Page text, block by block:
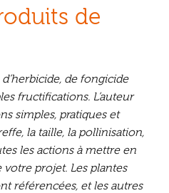
de
de fongicide
fructifications. L’auteur
simples, pratiques et
la taille, la pollinisation,
les actions à mettre en
projet. Les plantes
référencées, et les autres